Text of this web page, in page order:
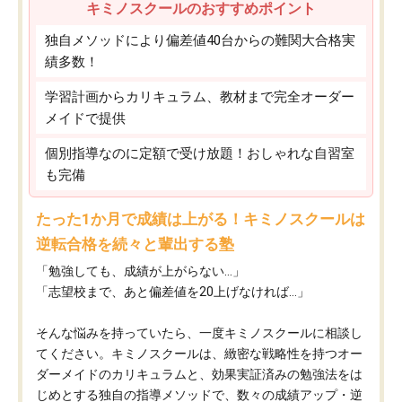
キミノスクールのおすすめポイント
独自メソッドにより偏差値40台からの難関大合格実
績多数！
学習計画からカリキュラム、教材まで完全オーダー
メイドで提供
個別指導なのに定額で受け放題！おしゃれな自習室
も完備
たった1か月で成績は上がる！キミノスクールは
逆転合格を続々と輩出する塾
「勉強しても、成績が上がらない…」
「志望校まで、あと偏差値を20上げなければ…」
そんな悩みを持っていたら、一度キミノスクールに相談し
てください。キミノスクールは、緻密な戦略性を持つオー
ダーメイドのカリキュラムと、効果実証済みの勉強法をは
じめとする独自の指導メソッドで、数々の成績アップ・逆